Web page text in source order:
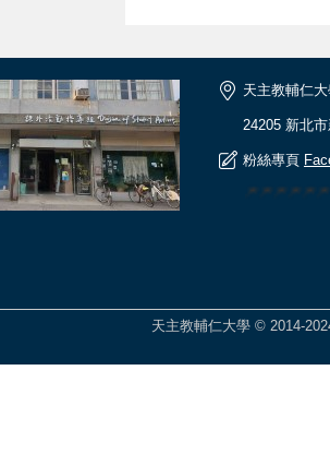
天主教輔仁
24205 新北
粉絲專頁
天主教輔仁大學 © 2014-